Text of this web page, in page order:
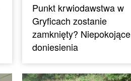
Punkt krwiodawstwa w
Gryficach zostanie
zamknięty? Niepokojące
doniesienia